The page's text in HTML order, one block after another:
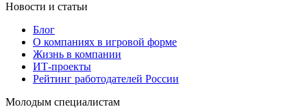
Новости и статьи
Блог
О компаниях в игровой форме
Жизнь в компании
ИТ-проекты
Рейтинг работодателей России
Молодым специалистам